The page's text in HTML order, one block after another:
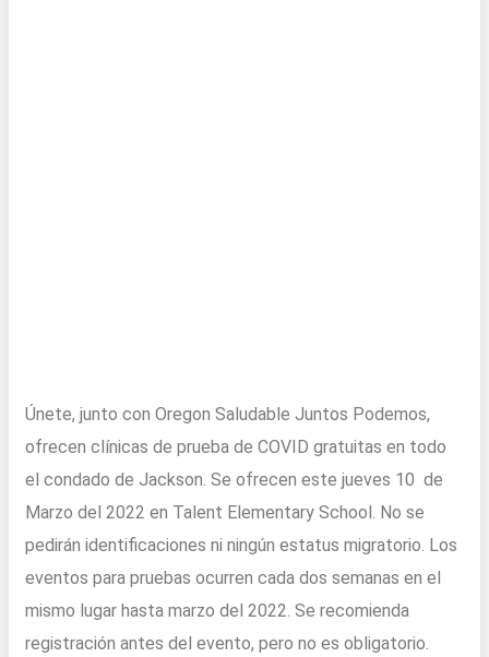
Únete, junto con Oregon Saludable Juntos Podemos,
ofrecen clínicas de prueba de COVID gratuitas en todo
el condado de Jackson. Se ofrecen este jueves 10 de
Marzo del 2022 en Talent Elementary School. No se
pedirán identificaciones ni ningún estatus migratorio. Los
eventos para pruebas ocurren cada dos semanas en el
mismo lugar hasta marzo del 2022. Se recomienda
registración antes del evento, pero no es obligatorio.